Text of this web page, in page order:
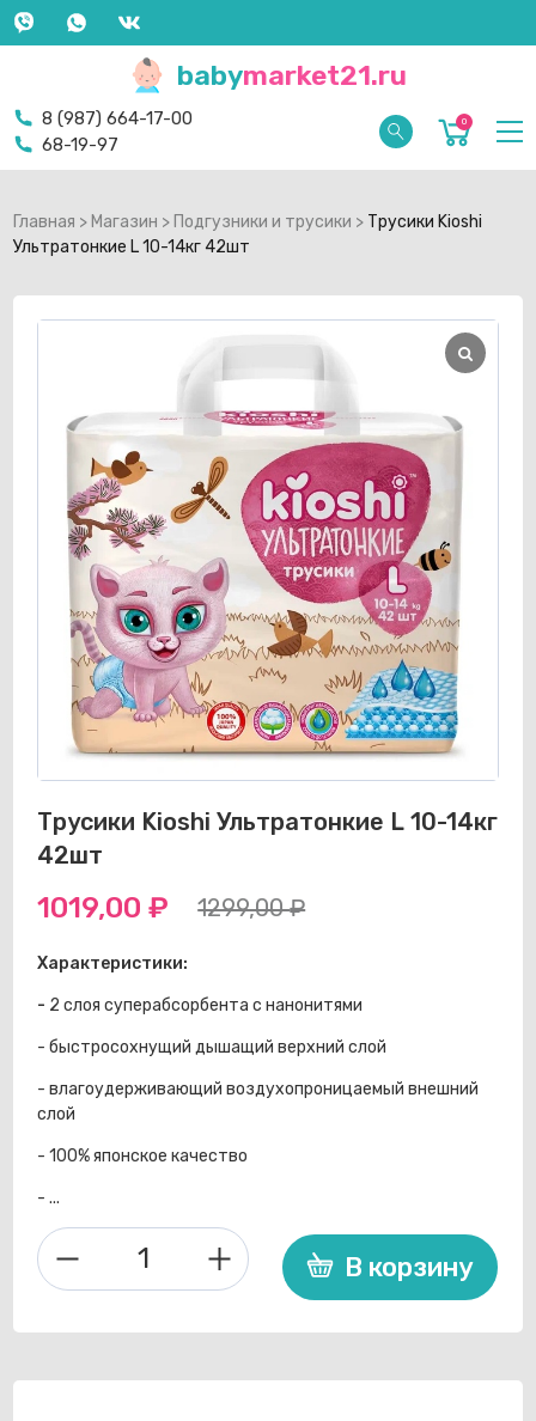
babymarket21.ru
8 (987) 664-17-00
68-19-97
0
Главная > Магазин > Подгузники и трусики > Трусики Kioshi
Ультратонкие L 10-14кг 42шт
Трусики Kioshi Ультратонкие L 10-14кг
42шт
1299,00₽
Первоначальная
цена
составляла
1299,00 ₽.
1019,00₽
Текущая
цена:
1019,00 ₽.
Характеристики:
- 2 слоя суперабсорбента с нанонитями
- быстросохнущий дышащий верхний слой
- влагоудерживающий воздухопроницаемый внешний
слой
- 100% японское качество
- ...
Количество
товара
В корзину